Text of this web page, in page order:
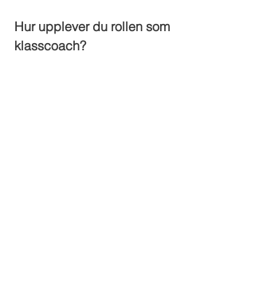
Hur upplever du rollen som
klasscoach?